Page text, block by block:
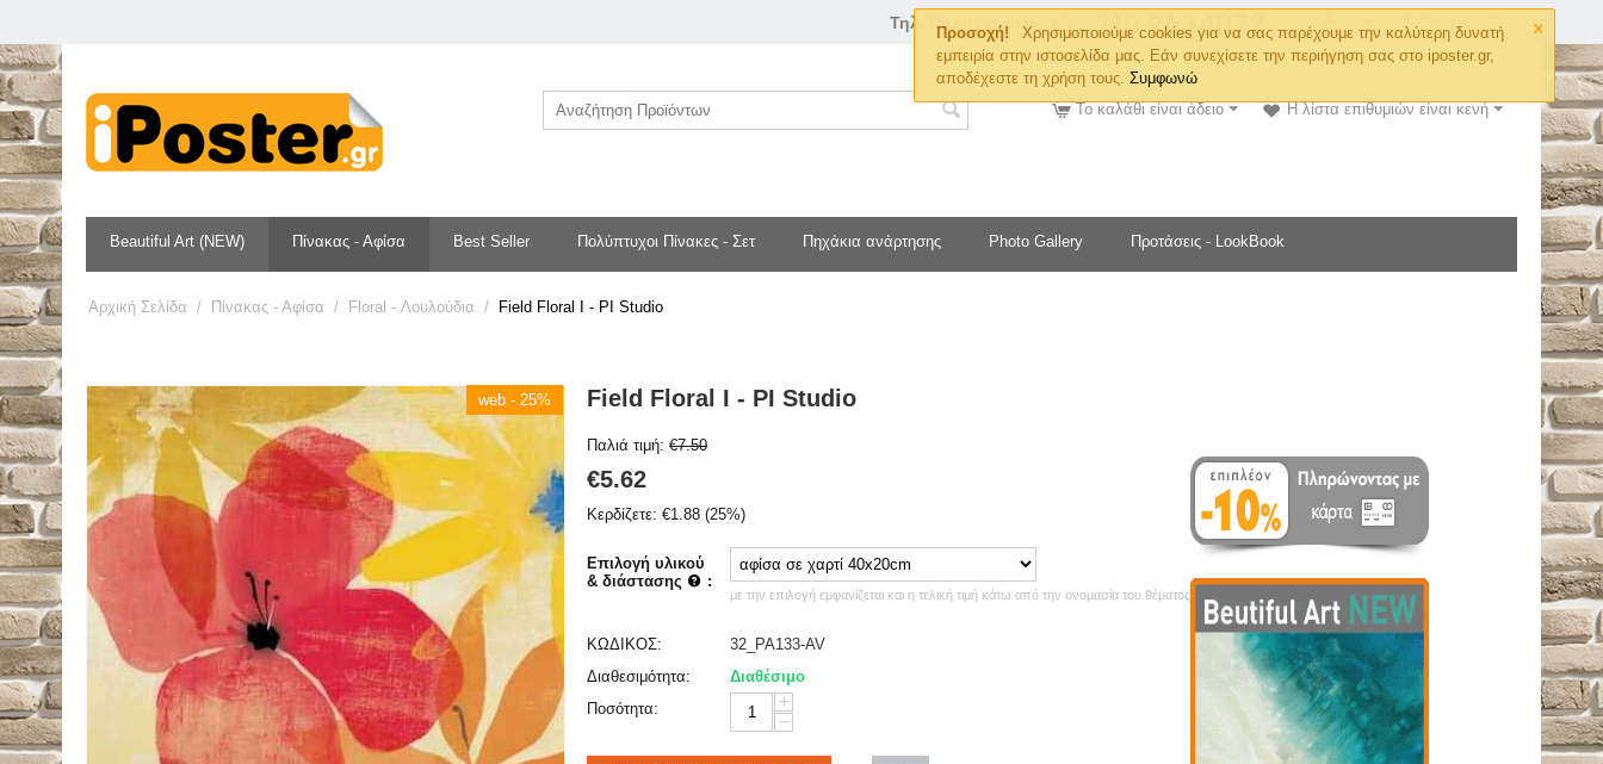
×
Προσοχή!
Χρησιμοποιούμε cookies για να σας παρέχουμε την καλύτερη δυνατή
εμπειρία στην ιστοσελίδα μας. Εάν συνεχίσετε την περιήγηση σας στο iposter.gr,
αποδέχεστε τη χρήση τους.Συμφωνώ
Τηλ. Παραγγελιών
Η λίστα επιθυμιών είναι κενή
Το καλάθι είναι άδειο
Beautiful Art (NEW) Πίνακας - Αφίσα Best Seller Πολύπτυχοι Πίνακες - Σετ Πηχάκια ανάρτησης Photo Gallery Προτάσεις - LookBook
Αρχική Σελίδα / Πίνακας - Αφίσα / Floral - Λουλούδια / Field Floral I - PI Studio
web - 25% Field Floral I - PI Studio
Παλιά τιμή: €7.50
€5.62
Κερδίζετε: €1.88 (25%)
Επιλογή υλικού
& διάστασης
:
με την επιλογή εμφανίζεται και η τελική τιμή κάτω από την ονομασία του θέματος
ΚΩΔΙΚΟΣ:
32_PA133-AV
Διαθεσιμότητα:
Διαθέσιμο
Ποσότητα:
+
−